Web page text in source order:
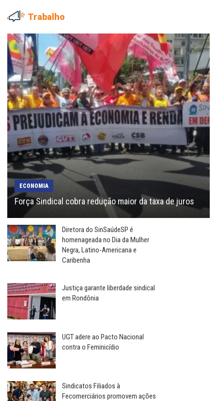
Trabalho
ECONOMIA
Força Sindical cobra redução maior da taxa de juros
Diretora do SinSaúdeSP é
homenageada no Dia da Mulher
Negra, Latino-Americana e
Caribenha
Justiça garante liberdade sindical
em Rondônia
UGT adere ao Pacto Nacional
contra o Feminicídio
Sindicatos Filiados à
Fecomerciários promovem ações